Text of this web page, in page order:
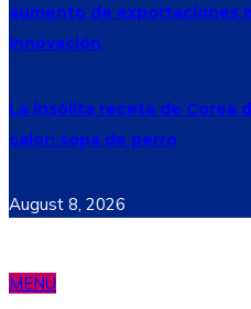
aumento de exportaciones
innovación
La insólita receta de Corea
calor: sopa de perro
August 8, 2026
MENU